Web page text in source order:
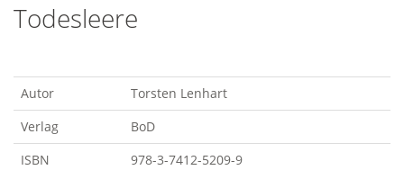
Todesleere
Autor
Torsten Lenhart
Verlag
BoD
ISBN
978-3-7412-5209-9